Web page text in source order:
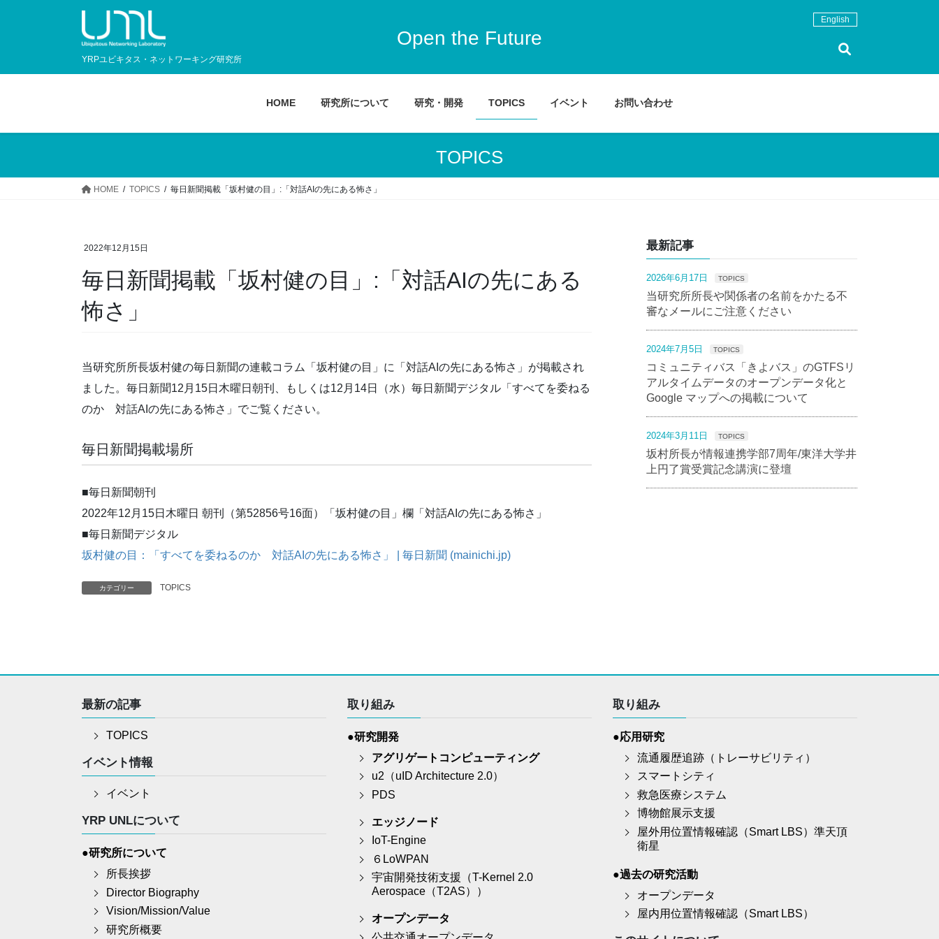
YRPユビキタス・ネットワーキング研究所
Open the Future
English
HOME 研究所について 研究・開発 TOPICS イベント お問い合わせ
TOPICS
HOME TOPICS 毎日新聞掲載「坂村健の目」:「対話AIの先にある怖さ」
2022年12月15日
毎日新聞掲載「坂村健の目」:「対話AIの先にある
怖さ」
当研究所所長坂村健の毎日新聞の連載コラム「坂村健の目」に「対話AIの先にある怖さ」が掲載され
ました。毎日新聞12月15日木曜日朝刊、もしくは12月14日（水）毎日新聞デジタル「すべてを委ねる
のか 対話AIの先にある怖さ」でご覧ください。
毎日新聞掲載場所
■毎日新聞朝刊
2022年12月15日木曜日 朝刊（第52856号16面）「坂村健の目」欄「対話AIの先にある怖さ」
■毎日新聞デジタル
坂村健の目：「すべてを委ねるのか 対話AIの先にある怖さ」 | 毎日新聞 (mainichi.jp)
カテゴリー TOPICS
最新記事
2026年6月17日 TOPICS
当研究所所長や関係者の名前をかたる不
審なメールにご注意ください
2024年7月5日 TOPICS
コミュニティバス「きよバス」のGTFSリ
アルタイムデータのオープンデータ化と
Google マップへの掲載について
2024年3月11日 TOPICS
坂村所長が情報連携学部7周年/東洋大学井
上円了賞受賞記念講演に登壇
最新の記事
TOPICS
イベント情報
イベント
YRP UNLについて
●研究所について
所長挨拶
Director Biography
Vision/Mission/Value
研究所概要
取り組み
●研究開発
アグリゲートコンピューティング
u2（uID Architecture 2.0）
PDS
エッジノード
IoT-Engine
６LoWPAN
宇宙開発技術支援（T-Kernel 2.0
Aerospace（T2AS））
オープンデータ
取り組み
●応用研究
流通履歴追跡（トレーサビリティ）
スマートシティ
救急医療システム
博物館展示支援
屋外用位置情報確認（Smart LBS）準天頂
衛星
●過去の研究活動
オープンデータ
屋内用位置情報確認（Smart LBS）